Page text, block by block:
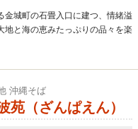
金城町の石畳入口に建つ、情緒溢
地と海の恵みたっぷりの品々を楽
沖縄そば
（ざんぱえん）